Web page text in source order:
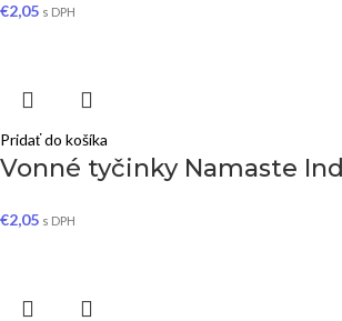
€2,05 s DPH
Pridať do košíka
Vonné tyčinky Namaste
€2,05 s DPH